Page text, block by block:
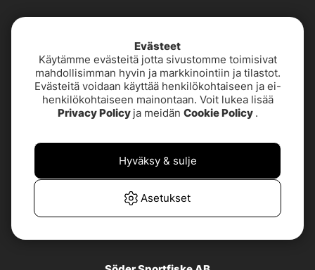
Käyttöehdot Saavutettavuusseloste
Evästeet
Käytämme evästeitä jotta sivustomme toimisivat
mahdollisimman hyvin ja markkinointiin ja tilastot.
Evästeitä voidaan käyttää henkilökohtaiseen ja ei-
henkilökohtaiseen mainontaan. Voit lukea lisää
Privacy Policy ja meidän Cookie Policy .
Asetukset
Hyväksy & sulje